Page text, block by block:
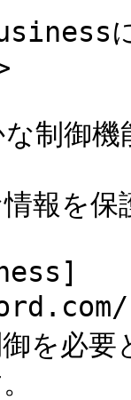
制御
報を
を必